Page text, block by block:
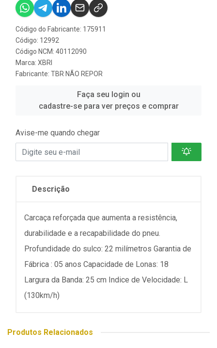
Código do Fabricante: 175911
Código: 12992
Código NCM: 40112090
Marca: XBRI
Fabricante: TBR NÃO REPOR
Faça seu login ou
cadastre-se para ver preços e comprar
Avise-me quando chegar
Descrição
Carcaça reforçada que aumenta a resistência,
durabilidade e a recapabilidade do pneu.
Profundidade do sulco: 22 milímetros Garantia de
Fábrica : 05 anos Capacidade de Lonas: 18
Largura da Banda: 25 cm Indice de Velocidade: L
(130km/h)
Produtos Relacionados